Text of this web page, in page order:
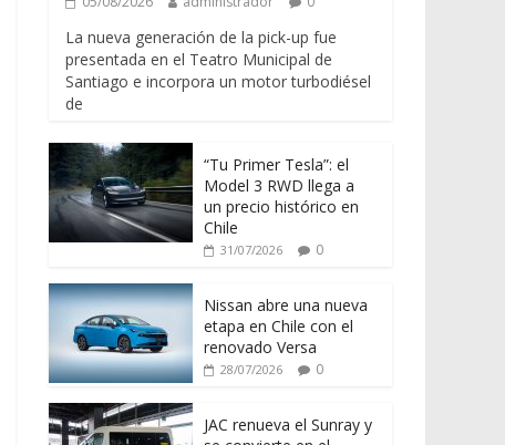
La nueva generación de la pick-up fue
presentada en el Teatro Municipal de
Santiago e incorpora un motor turbodiésel
de
“Tu Primer Tesla”: el
Model 3 RWD llega a
un precio histórico en
Chile
31/07/2026 0
Nissan abre una nueva
etapa en Chile con el
renovado Versa
28/07/2026 0
JAC renueva el Sunray y